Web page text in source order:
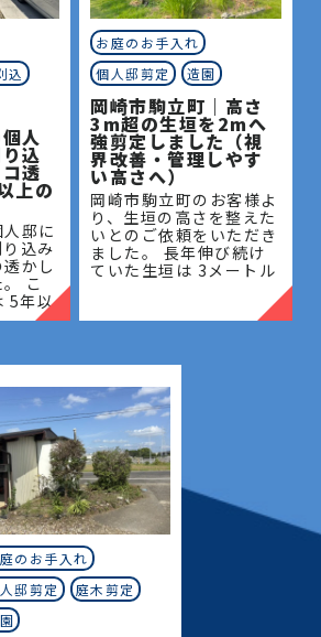
込
人
込
透
上の
邸に
込み
かし
こ
5年以
り、
成長を
お庭のお手入れ
個人邸剪定
造園
岡崎市駒立町｜高さ
3m超の生垣を2mへ
強剪定しました（視
界改善・管理しやす
い高さへ）
岡崎市駒立町のお客様よ
り、生垣の高さを整えた
いとのご依頼をいただき
ました。 長年伸び続け
ていた生垣は 3メートル
り、管理が難しく、日当
たりや風通しにも影響が
のお手入れ
邸剪定
庭木剪定